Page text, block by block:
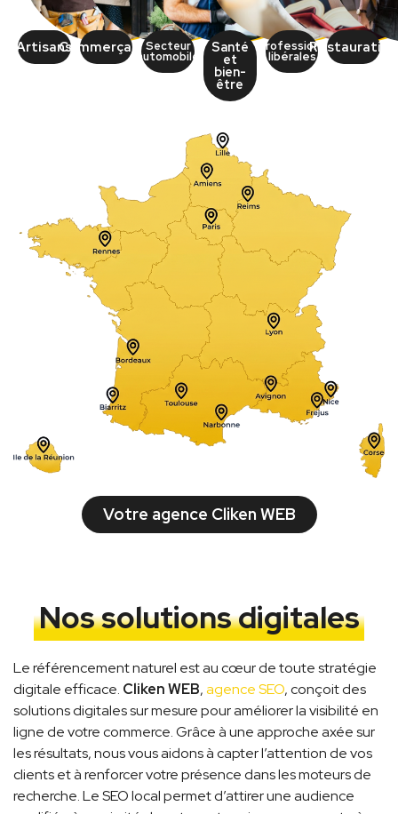
ArtisansCommerçantsSecteur
automobile
Santé
et
bien-
être
Professions
libérales
Restauration
Votre agence Cliken WEB
Nos solutions digitales
Le référencement naturel est au cœur de toute stratégie
digitale efficace. Cliken WEB,agence SEO, conçoit des
solutions digitales sur mesure pour améliorer la visibilité en
ligne de votre commerce. Grâce à une approche axée sur
les résultats, nous vous aidons à capter l’attention de vos
clients et à renforcer votre présence dans les moteurs de
recherche. Le SEO local permet d’attirer une audience